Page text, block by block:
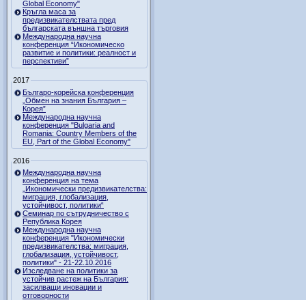
Global Economy"
Кръгла маса за
предизвикателствата пред
българската външна търговия
Международна научна
конференция “Икономическо
развитие и политики: реалност и
перспективи”
2017
Българо-корейска конференция
„Обмен на знания България –
Корея”
Международна научна
конференция "Bulgaria and
Romania: Country Members of the
EU, Part of the Global Economy"
2016
Международна научна
конференция на тема
„Икономически предизвикателства:
миграция, глобализация,
устойчивост, политики“
Семинар по сътрудничество с
Република Корея
Международна научна
конференция "Икономически
предизвикателства: миграция,
глобализация, устойчивост,
политики" - 21-22.10.2016
Изследване на политики за
устойчив растеж на България:
засилващи иновации и
отговорности